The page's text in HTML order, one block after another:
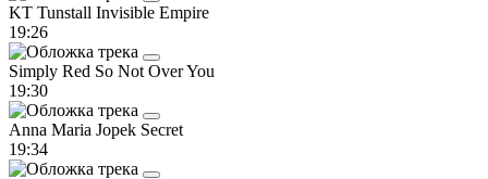
KT Tunstall Invisible Empire
19:26
Simply Red So Not Over You
19:30
Anna Maria Jopek Secret
19:34